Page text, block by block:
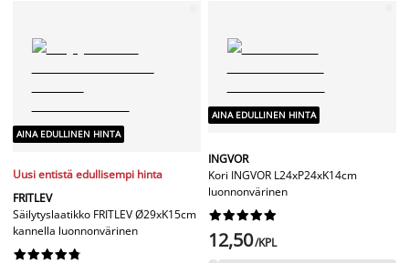
AINA EDULLINEN HINTA
Uusi entistä edullisempi hinta
FRITLEV
Säilytyslaatikko FRITLEV Ø29xK15cm
kannella luonnonvärinen






AINA EDULLINEN HINTA
INGVOR
Kori INGVOR L24xP24xK14cm
luonnonvärinen






12,50/KPL